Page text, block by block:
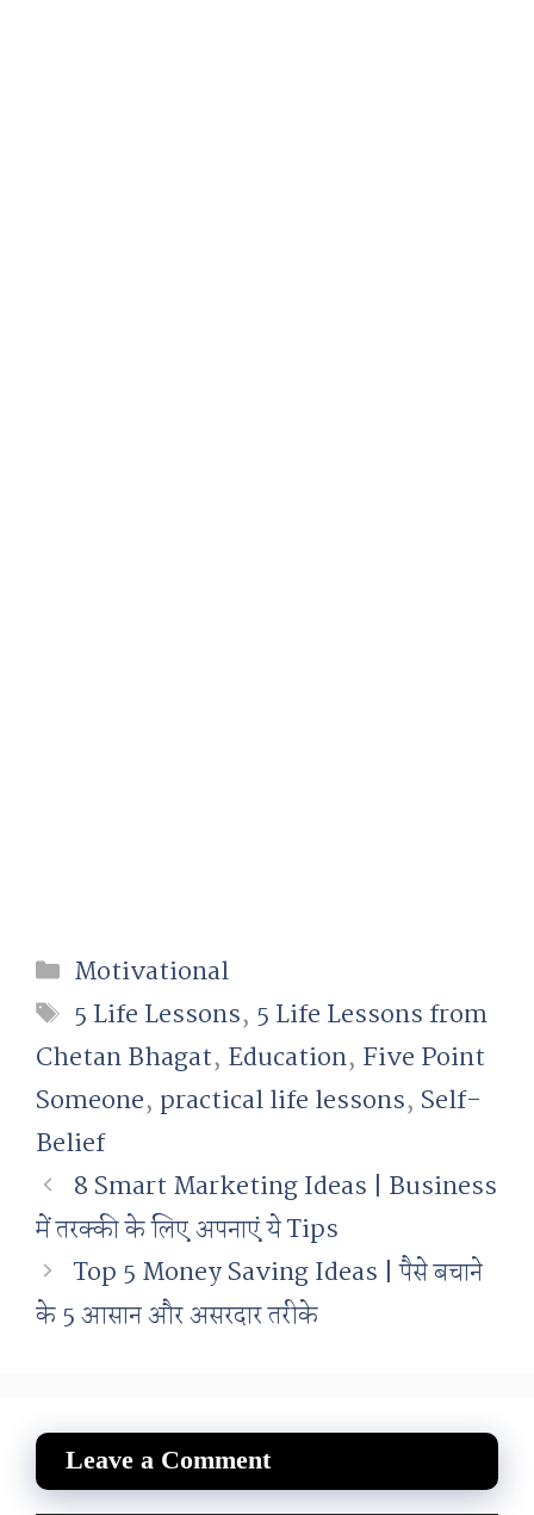
Categories
Motivational
Tags
5 Life Lessons, 5 Life Lessons from
Chetan Bhagat, Education, Five Point
Someone, practical life lessons, Self-
Belief
8 Smart Marketing Ideas | Business
में तरक्की के लिए अपनाएं ये Tips
Top 5 Money Saving Ideas | पैसे बचाने
के 5 आसान और असरदार तरीके
Leave a Comment